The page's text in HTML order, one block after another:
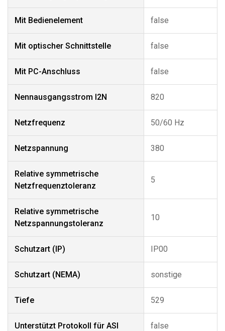
Mit Bedienelement false
Mit optischer Schnittstelle false
Mit PC-Anschluss false
Nennausgangsstrom I2N 820
Netzfrequenz 50/60 Hz
Netzspannung 380
Relative symmetrische
Netzfrequenztoleranz
5
Relative symmetrische
Netzspannungstoleranz
10
Schutzart (IP) IP00
Schutzart (NEMA) sonstige
Tiefe 529
Unterstützt Protokoll für ASI false